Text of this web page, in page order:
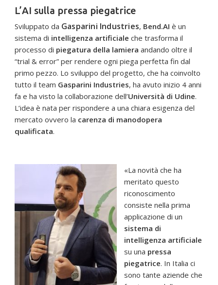
L’AI sulla pressa piegatrice
Sviluppato da Gasparini Industries, Bend.AI è un
sistema di intelligenza artificiale che trasforma il
processo di piegatura della lamiera andando oltre il
“trial & error” per rendere ogni piega perfetta fin dal
primo pezzo. Lo sviluppo del progetto, che ha coinvolto
tutto il team Gasparini Industries, ha avuto inizio 4 anni
fa e ha visto la collaborazione dell’Università di Udine.
L’idea è nata per rispondere a una chiara esigenza del
mercato ovvero la carenza di manodopera
qualificata.
«La novità che ha
meritato questo
riconoscimento
consiste nella prima
applicazione di un
sistema di
intelligenza artificiale
su una pressa
piegatrice. In Italia ci
sono tante aziende che